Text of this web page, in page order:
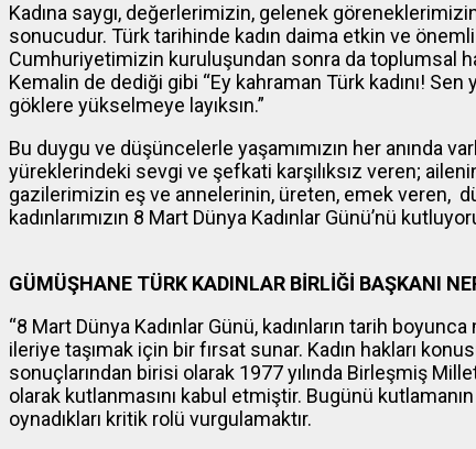
Kadına saygı, değerlerimizin, gelenek
sonucudur. Türk tarihinde kadın daima etkin ve
Cumhuriyetimizin kuruluşundan sonra da toplumsal
Kemalin de dediği gibi “Ey kahraman Türk kadını!
göklere yükselmeye layıksın.”
Bu duygu ve düşüncelerle yaşamımızın her anında
yüreklerindeki sevgi ve şefkati karşılıksız veren;
gazilerimizin eş ve annelerinin, üreten, emek veren,
kadınlarımızın 8 Mart Dünya Kadınlar Günü’nü
GÜMÜŞHANE TÜRK KADINLAR BİRLİĞİ BAŞKANI
“8 Mart Dünya Kadınlar Günü, kadınların tarih
ileriye taşımak için bir fırsat sunar. Kadın hakları
sonuçlarından birisi olarak 1977 yılında Birleşmiş
olarak kutlanmasını kabul etmiştir. Bugünü
oynadıkları kritik rolü vurgulamaktır.